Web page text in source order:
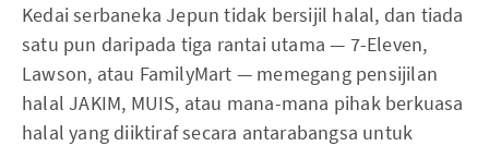
Kedai serbaneka Jepun tidak bersijil halal, dan tiada
satu pun daripada tiga rantai utama — 7-Eleven,
Lawson, atau FamilyMart — memegang pensijilan
halal JAKIM, MUIS, atau mana-mana pihak berkuasa
halal yang diiktiraf secara antarabangsa untuk